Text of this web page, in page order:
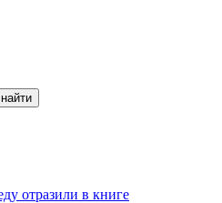
отразили в книге